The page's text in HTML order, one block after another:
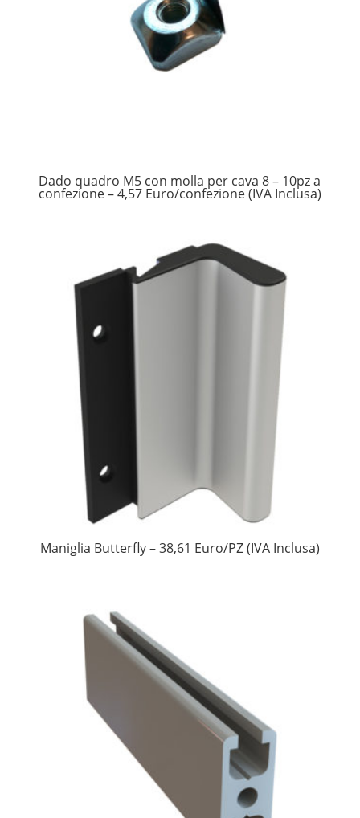
Dado quadro M5 con molla per cava 8 – 10pz a
confezione – 4,57 Euro/confezione (IVA Inclusa)
Maniglia Butterfly – 38,61 Euro/PZ (IVA Inclusa)